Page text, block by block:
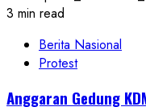
3 min read
Berita Nasional
Protest
Anggaran Gedung